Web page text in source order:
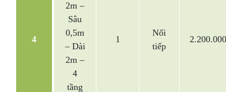
4
2m –
Sâu
0,5m
– Dài
2m –
4
tầng
1
Nối
tiếp
2.200.000